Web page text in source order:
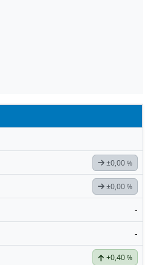
±0,00 %
±0,00 %
-
-
+0,40 %